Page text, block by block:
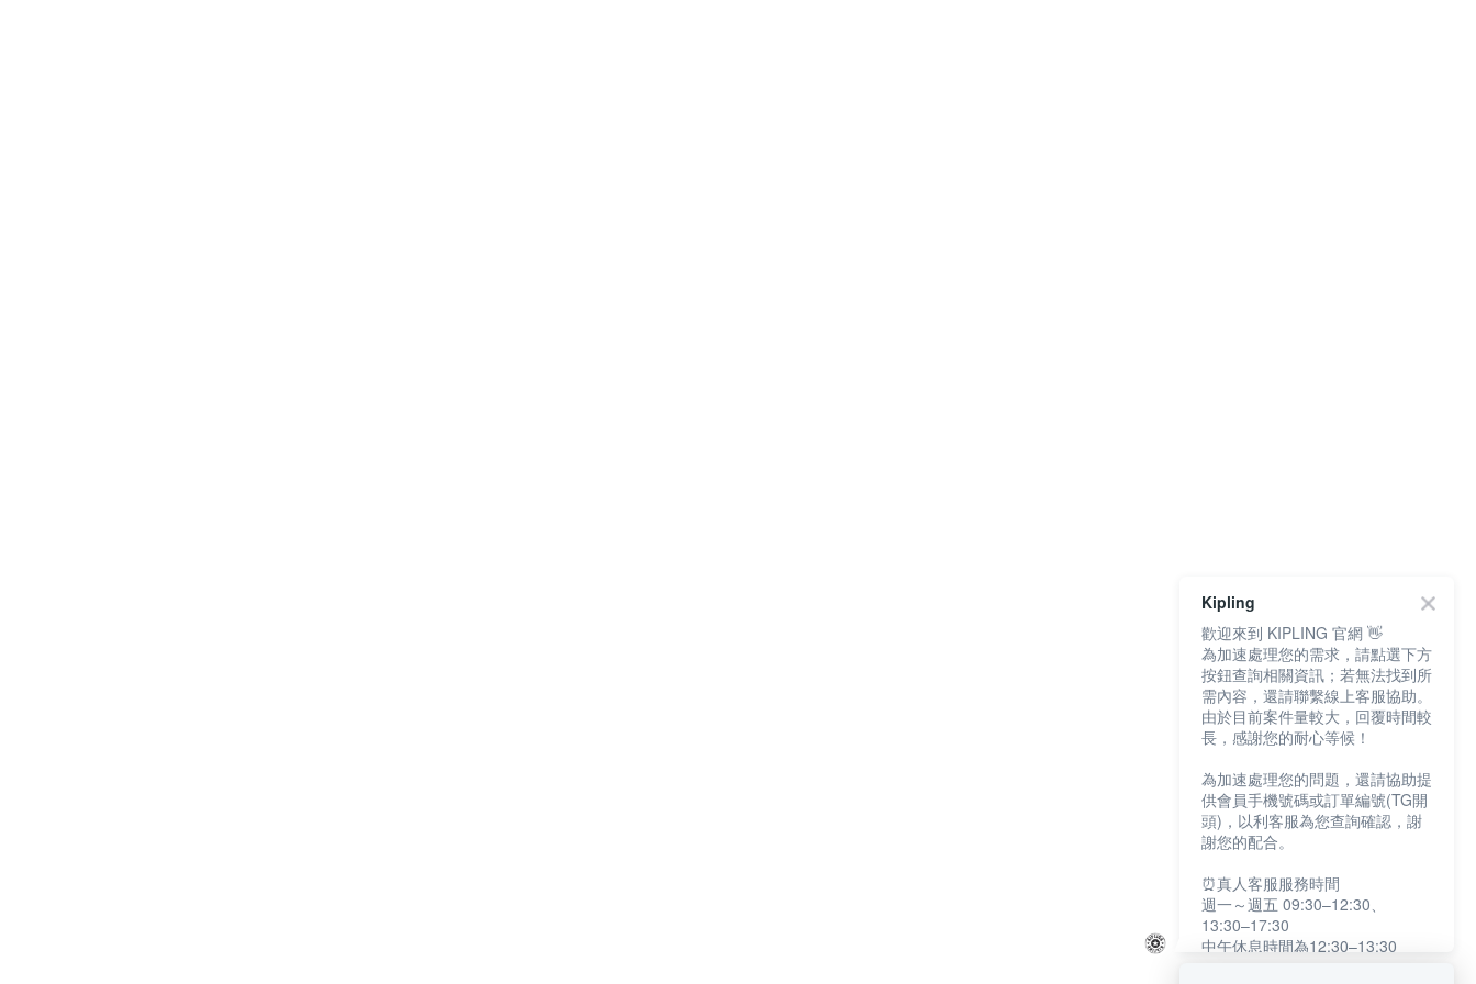
Kipling
歡迎來到 KIPLING 官網 👋
為加速處理您的需求，請點選下方
按鈕查詢相關資訊；若無法找到所
需內容，還請聯繫線上客服協助。
由於目前案件量較大，回覆時間較
長，感謝您的耐心等候！
為加速處理您的問題，還請協助提
供會員手機號碼或訂單編號(TG開
頭)，以利客服為您查詢確認，謝
謝您的配合。
⏰真人客服服務時間
週一～週五 09:30–12:30、
13:30–17:30
中午休息時間為12:30–13:30